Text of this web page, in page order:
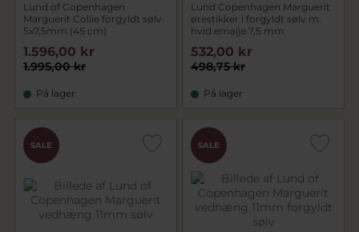
Lund of Copenhagen
Marguerit Collie forgyldt sølv
5x7,5mm (45 cm)
1.995,00 kr
1.596,00 kr
På lager
Lund Copenhagen Marguerit
ørestikker i forgyldt sølv m.
hvid emalje 7,5 mm
498,75 kr
532,00 kr
På lager
PRIS
SALE
PRIS
SALE